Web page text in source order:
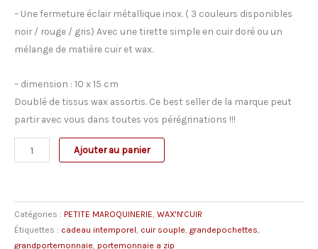
– Une fermeture éclair métallique inox. ( 3 couleurs disponibles
noir / rouge / gris) Avec une tirette simple en cuir doré ou un
mélange de matière cuir et wax.
– dimension : 10 x 15 cm
Doublé de tissus wax assortis. Ce best seller de la marque peut
partir avec vous dans toutes vos pérégrinations !!!
quantité
de
Porte-
Monnaie
JOY
Ajouter au panier
Catégories : PETITE MAROQUINERIE, WAX'N'CUIR
Étiquettes : cadeau intemporel, cuir souple, grandepochettes,
grandportemonnaie, portemonnaie a zip